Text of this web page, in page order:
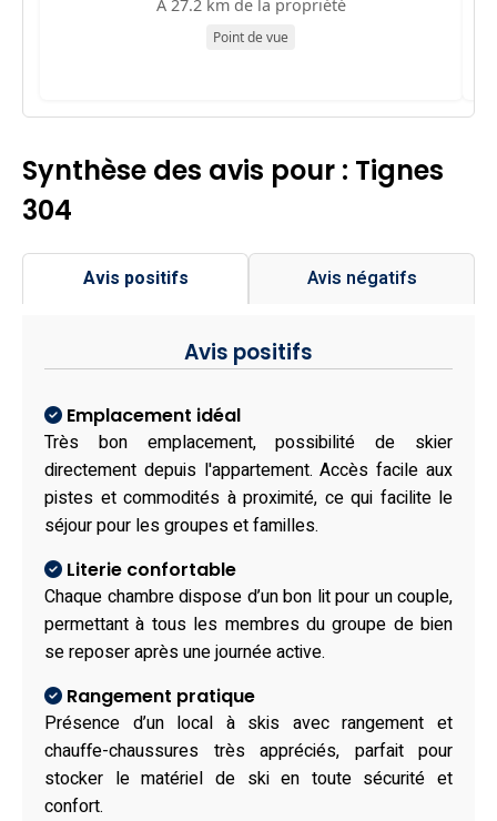
À 27.2 km de la propriété
Point de vue
Synthèse des avis pour : Tignes
304
Avis positifs Avis négatifs
Avis positifs
Emplacement idéal
Très bon emplacement, possibilité de skier
directement depuis l'appartement. Accès facile aux
pistes et commodités à proximité, ce qui facilite le
séjour pour les groupes et familles.
Literie confortable
Chaque chambre dispose d’un bon lit pour un couple,
permettant à tous les membres du groupe de bien
se reposer après une journée active.
Rangement pratique
Présence d’un local à skis avec rangement et
chauffe-chaussures très appréciés, parfait pour
stocker le matériel de ski en toute sécurité et
confort.